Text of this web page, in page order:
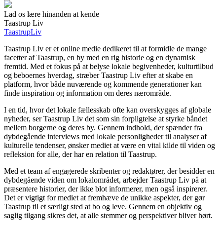
Lad os lære hinanden at kende
Taastrup Liv
TaastrupLiv
Taastrup Liv er et online medie dedikeret til at formidle de mange
facetter af Taastrup, en by med en rig historie og en dynamisk
fremtid. Med et fokus på at belyse lokale begivenheder, kulturtilbud
og beboernes hverdag, stræber Taastrup Liv efter at skabe en
platform, hvor både nuværende og kommende generationer kan
finde inspiration og information om deres nærområde.
I en tid, hvor det lokale fællesskab ofte kan overskygges af globale
nyheder, ser Taastrup Liv det som sin forpligtelse at styrke båndet
mellem borgerne og deres by. Gennem indhold, der spænder fra
dybdegående interviews med lokale personligheder til analyser af
kulturelle tendenser, ønsker mediet at være en vital kilde til viden og
refleksion for alle, der har en relation til Taastrup.
Med et team af engagerede skribenter og redaktører, der besidder en
dybdegående viden om lokalområdet, arbejder Taastrup Liv på at
præsentere historier, der ikke blot informerer, men også inspirerer.
Det er vigtigt for mediet at fremhæve de unikke aspekter, der gør
Taastrup til et særligt sted at bo og leve. Gennem en objektiv og
saglig tilgang sikres det, at alle stemmer og perspektiver bliver hørt.